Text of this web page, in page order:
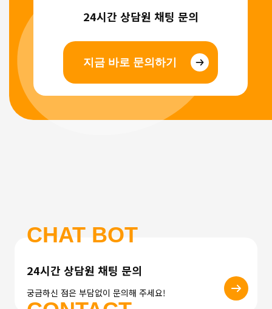
24시간 상담원 채팅 문의
지금 바로 문의하기
CHAT BOT
24시간 상담원 채팅 문의
궁금하신 점은 부담없이 문의해 주세요!